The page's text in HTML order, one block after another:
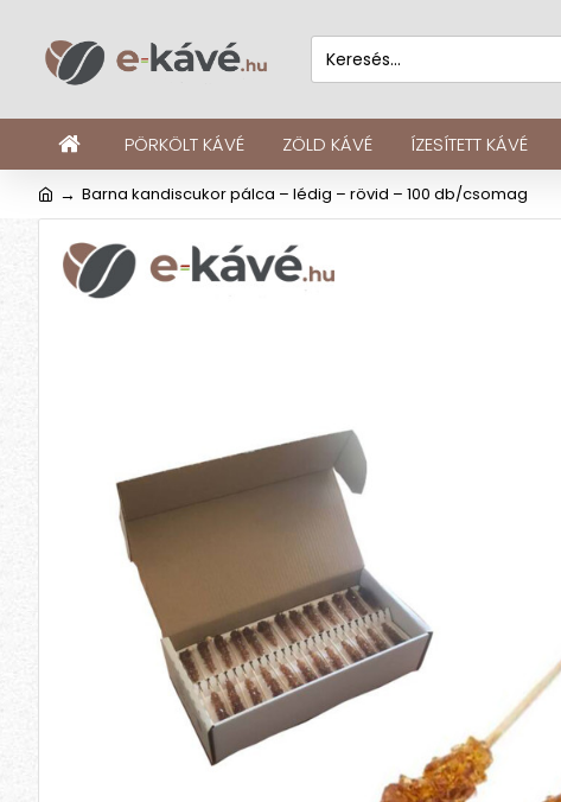
PÖRKÖLT KÁVÉ ZÖLD KÁVÉ ÍZESÍTETT KÁVÉ
Barna kandiscukor pálca – lédig – rövid – 100 db/csomag